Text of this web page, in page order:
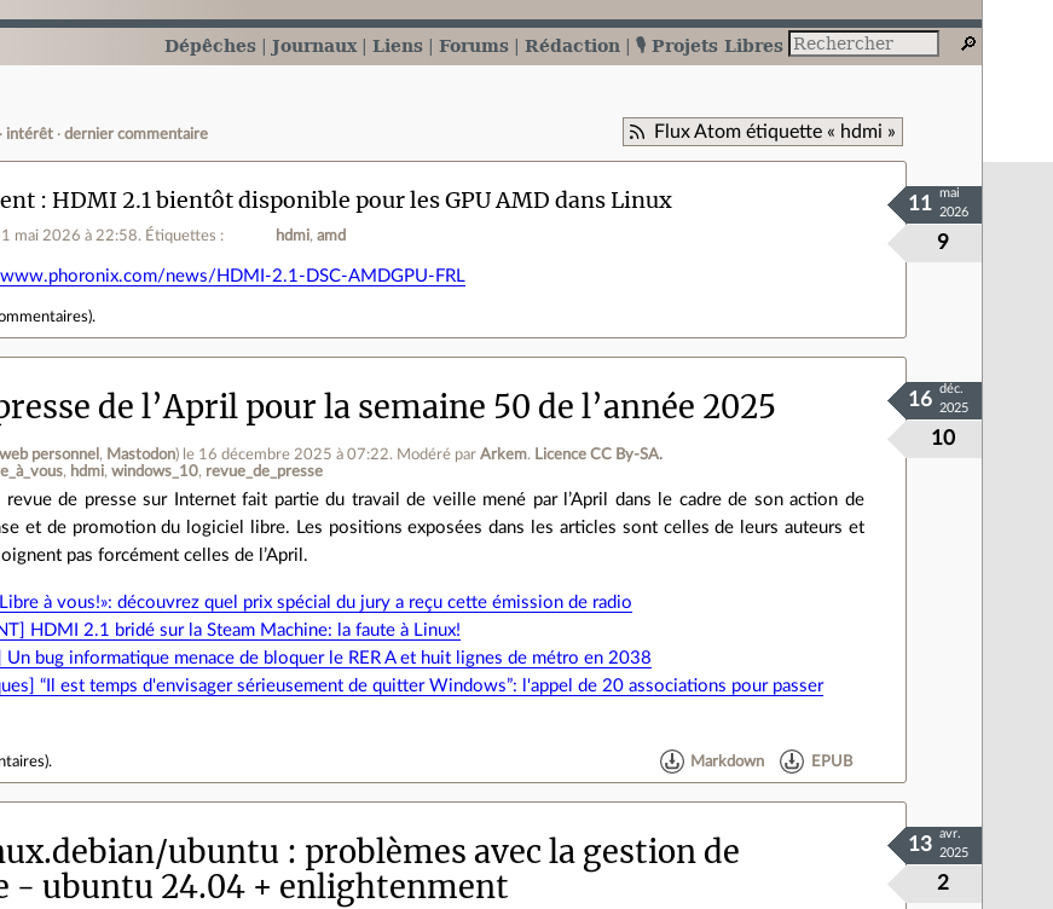
Dépêches Journaux Liens Forums Rédaction 🎙️ Projets Libres
Flux Atom étiquette « hdmi »
intérêt dernier commentaire
: HDMI 2.1 bientôt disponible pour les GPU AMD dans Linux
mai 2026 à 22:58. Étiquettes : hdmi amd 9
11
mai
2026
news/HDMI-2.1-DSC-AMDGPU-FRL
).
de l’April pour la semaine 50 de l’année 2025
personnel , Mastodon) le 16 décembre 2025 à 07:22. Modéré parArkem. Licence CC By‑SA.
hdmi windows_10 revue_de_presse
10
16
déc.
2025
revue de presse sur Internet fait partie du travail de veille mené par l’April dans le cadre de son action de
et de promotion du logiciel libre. Les positions exposées dans les articles sont celles de leurs auteurs et
pas forcément celles de l’April.
à vous!»: découvrez quel prix spécial du jury a reçu cette émission de radio
HDMI 2.1 bridé sur la Steam Machine: la faute à Linux!
Un bug informatique menace de bloquer le RER A et huit lignes de métro en 2038
“Il est temps d'envisager sérieusement de quitter Windows”: l'appel de 20 associations pour passer
). Markdown EPUB
ubuntu
problèmes avec la gestion de
- ubuntu 24.04 + enlightenment
2
13
avr.
2025